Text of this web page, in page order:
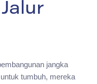
jangka
tumbuh, mereka